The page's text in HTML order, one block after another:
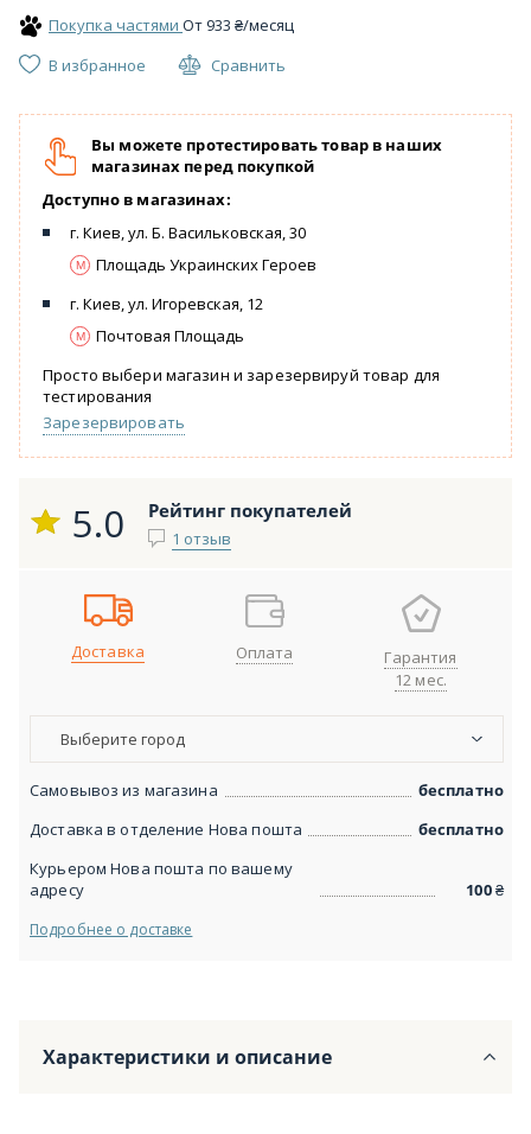
Покупка частями От933 ₴/месяц
В избранное
Сравнить
Вы можете протестировать товар в наших
магазинах перед покупкой
Доступно в магазинах:
г. Киев, ул. Б. Васильковская, 30
Площадь Украинских Героев
г. Киев, ул. Игоревская, 12
Почтовая Площадь
Просто выбери магазин и зарезервируй товар для
тестирования
Зарезервировать
5.0 Рейтинг покупателей
1 отзыв
Доставка Оплата
Гарантия
12 мес.
Выберите город
Самовывоз из магазина
бесплатно
Доставка в отделение Нова пошта
бесплатно
Курьером Нова пошта по вашему
адресу
100₴
Подробнее о доставке
Характеристики и описание